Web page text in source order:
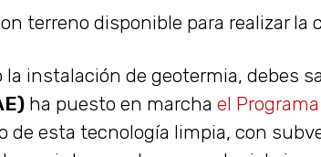
terreno disponible para realizar la
instalación de geotermia, debes
ha puesto en marcha el
de esta tecnología limpia, con